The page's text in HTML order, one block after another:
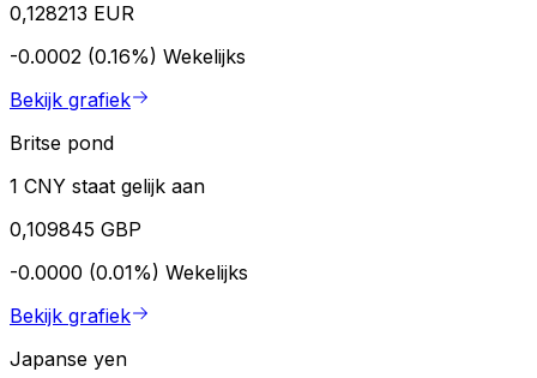
0,128213 EUR
-0.0002 (0.16%) Wekelijks
Bekijk grafiek
Britse pond
1 CNY staat gelijk aan
0,109845 GBP
-0.0000 (0.01%) Wekelijks
Bekijk grafiek
Japanse yen